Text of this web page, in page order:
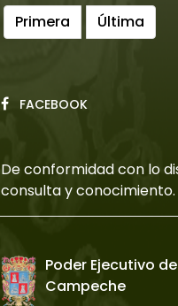
Primera Última
FACEBOOK
De conformidad con lo
consulta y conocimiento.
Poder Ejecutivo
Campeche